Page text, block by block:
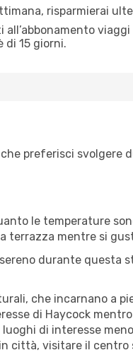
risparmierai
di 15 giorni.
preferisci svolgere
le temperature
terrazza mentre si
durante questa
che incarnano a
di Haycock
di interesse
città, visitare il centro